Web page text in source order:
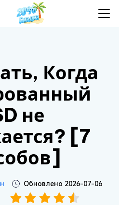
Когда
не
[7
Обновлено 2026-07-06